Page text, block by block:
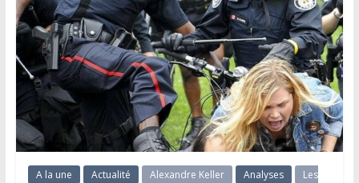
A la une Actualité Alexandre Keller Analyses
Les